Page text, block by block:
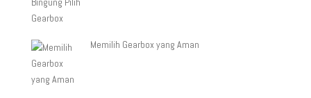
Memilih Gearbox yang Aman